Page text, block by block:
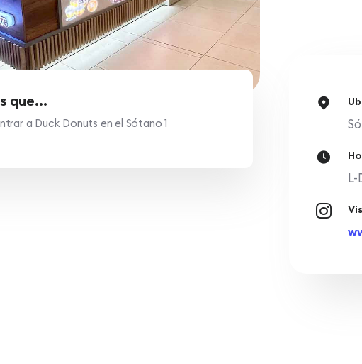
que...
a Duck Donuts en el Sótano 1
L-